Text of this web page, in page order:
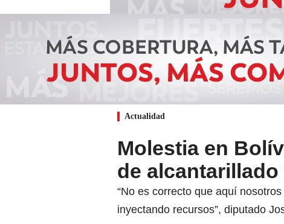
Actualidad
Molestia en
de
“No es correcto que aquí
inyectando recursos”, diputado